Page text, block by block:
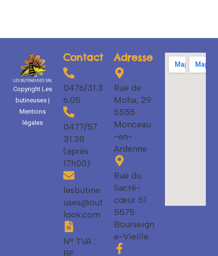
Copyright Les
butineuses |
Mentions
légales
Contact
0476/31.3
6.05
0477/57.
31.38
(après
17h00)
lesbutine
uses@out
look.com
N° TVA :
BE
Adresse
Rue de
Moha, 29
5555
Monceau
-en-
Ardenne
Rue du
Sacré-
cœur 51
5575
Bourseign
e-Vieille.